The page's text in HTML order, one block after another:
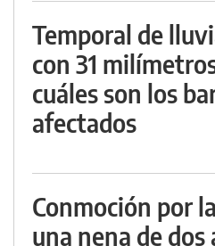
Temporal de
con 31
cuáles son los
afectados
Conmoción por
una nena de dos